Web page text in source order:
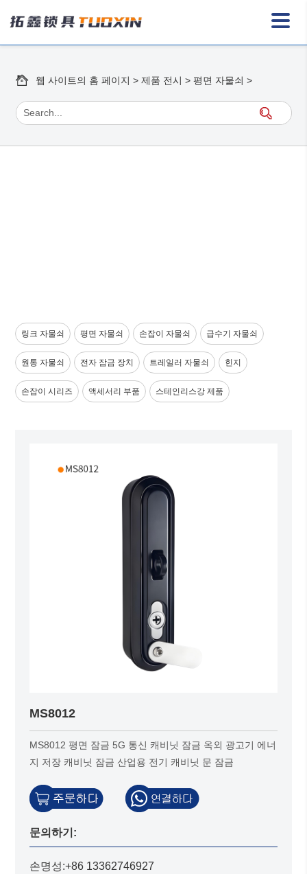
웹 사이트의 홈 페이지 >제품 전시 >평면 자물쇠 >
링크 자물쇠 평면 자물쇠 손잡이 자물쇠 급수기 자물쇠
원통 자물쇠 전자 잠금 장치 트레일러 자물쇠 힌지
손잡이 시리즈 액세서리 부품 스테인리스강 제품
MS8012
MS8012 평면 잠금 5G 통신 캐비닛 잠금 옥외 광고기 에너
지 저장 캐비닛 잠금 산업용 전기 캐비닛 문 잠금
문의하기:
손명성:+86 13362746927